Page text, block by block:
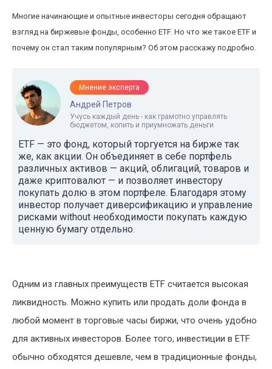
Многие начинающие и опытные инвесторы сегодня обращают
взгляд на биржевые фонды, особенно ETF. Но что же такое ETF и
почему он стал таким популярным? Об этом расскажу подробно.
Мнение эксперта
Андрей Петров
Учусь каждый день - как грамотно управлять
бюджетом, копить и приумножать деньги
ETF — это фонд, который торгуется на бирже так
же, как акции. Он объединяет в себе портфель
различных активов — акций, облигаций, товаров и
даже криптовалют — и позволяет инвестору
покупать долю в этом портфеле. Благодаря этому
инвестор получает диверсификацию и управление
рисками without необходимости покупать каждую
ценную бумагу отдельно.
Одним из главных преимуществ ETF считается высокая
ликвидность. Можно купить или продать доли фонда в
любой момент в торговые часы биржи, что очень удобно
для активных инвесторов. Более того, инвестиции в ETF
обычно обходятся дешевле, чем в традиционные фонды,